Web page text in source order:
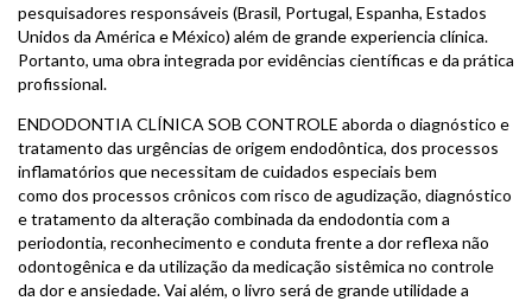
pesquisadores responsáveis (Brasil, Portugal, Espanha, Estados
Unidos da América e México) além de grande experiencia clínica.
Portanto, uma obra integrada por evidências científicas e da prática
profissional.
ENDODONTIA CLÍNICA SOB CONTROLE aborda o diagnóstico e
tratamento das urgências de origem endodôntica, dos processos
inflamatórios que necessitam de cuidados especiais bem
como dos processos crônicos com risco de agudização, diagnóstico
e tratamento da alteração combinada da endodontia com a
periodontia, reconhecimento e conduta frente a dor reflexa não
odontogênica e da utilização da medicação sistêmica no controle
da dor e ansiedade. Vai além, o livro será de grande utilidade a